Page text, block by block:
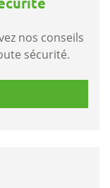
nos conseils
sécurité.